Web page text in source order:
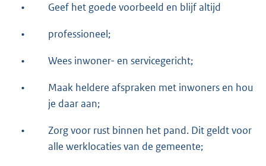
• Geef het goede voorbeeld en blijf altijd
• professioneel;
• Wees inwoner- en servicegericht;
•
Maak heldere afspraken met inwoners en hou
je daar aan;
•
Zorg voor rust binnen het pand. Dit geldt voor
alle werklocaties van de gemeente;